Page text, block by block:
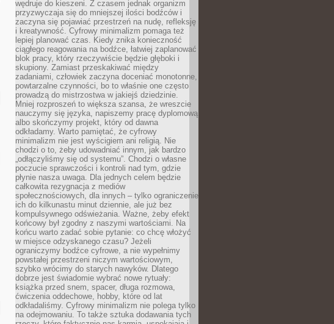
wędruje do kieszeni. Z czasem jednak organizm
przyzwyczaja się do mniejszej ilości bodźców i
zaczyna się pojawiać przestrzeń na nudę, refleksję
i kreatywność. Cyfrowy minimalizm pomaga też
lepiej planować czas. Kiedy znika konieczność
ciągłego reagowania na bodźce, łatwiej zaplanować
blok pracy, który rzeczywiście będzie głęboki i
skupiony. Zamiast przeskakiwać między
zadaniami, człowiek zaczyna doceniać monotonne,
powtarzalne czynności, bo to właśnie one często
prowadzą do mistrzostwa w jakiejś dziedzinie.
Mniej rozproszeń to większa szansa, że wreszcie
nauczymy się języka, napiszemy pracę dyplomową
albo skończymy projekt, który od dawna
odkładamy. Warto pamiętać, że cyfrowy
minimalizm nie jest wyścigiem ani religią. Nie
chodzi o to, żeby udowadniać innym, jak bardzo
„odłączyliśmy się od systemu”. Chodzi o własne
poczucie sprawczości i kontroli nad tym, gdzie
płynie nasza uwaga. Dla jednych celem będzie
całkowita rezygnacja z mediów
społecznościowych, dla innych – tylko ograniczenie
ich do kilkunastu minut dziennie, ale już bez
kompulsywnego odświeżania. Ważne, żeby efekt
końcowy był zgodny z naszymi wartościami. Na
końcu warto zadać sobie pytanie: co chcę włożyć
w miejsce odzyskanego czasu? Jeżeli
ograniczymy bodźce cyfrowe, a nie wypełnimy
powstałej przestrzeni niczym wartościowym,
szybko wrócimy do starych nawyków. Dlatego
dobrze jest świadomie wybrać nowe rytuały:
książka przed snem, spacer, długa rozmowa,
ćwiczenia oddechowe, hobby, które od lat
odkładaliśmy. Cyfrowy minimalizm nie polega tylko
na odejmowaniu. To także sztuka dodawania tych